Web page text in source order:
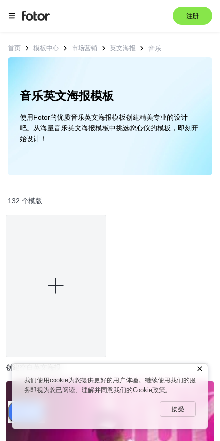
注册
首页 模板中心 市场营销 英文海报 音乐
音乐英文海报模板
使用Fotor的优质音乐英文海报模板创建精美专业的设计
吧。从海量音乐英文海报模板中挑选您心仪的模板，即刻开
始设计！
132 个模版
创建空白英文海报
我们使用cookie为您提供更好的用户体验。继续使用我们的服
务即视为您已阅读、理解并同意我们的Cookie政策。
接受